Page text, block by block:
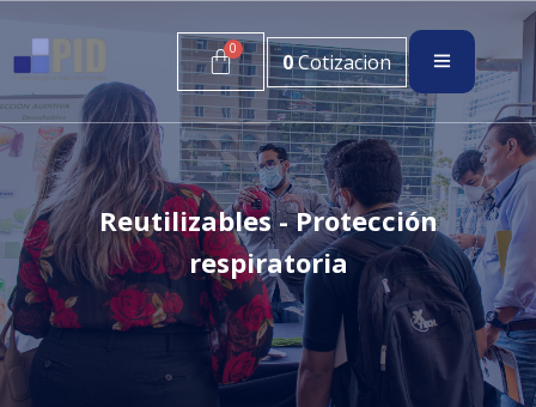
0Cotizacion
Reutilizables - Protección
respiratoria